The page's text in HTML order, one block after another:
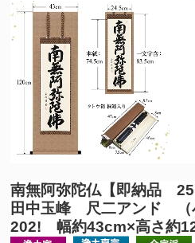
南無阿弥陀仏 【即納品
田中玉峰 尺二アンド （
202! 幅約43cm×高さ約